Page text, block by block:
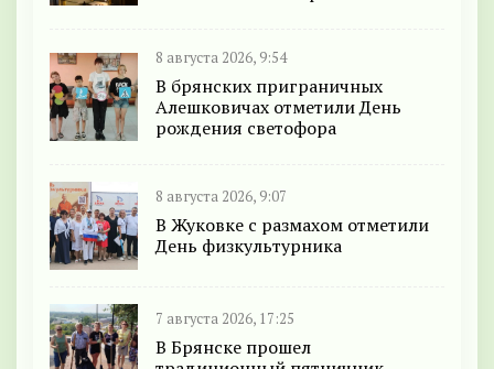
8 августа 2026, 9:54
В брянских приграничных
Алешковичах отметили День
рождения светофора
8 августа 2026, 9:07
В Жуковке с размахом отметили
День физкультурника
7 августа 2026, 17:25
В Брянске прошел